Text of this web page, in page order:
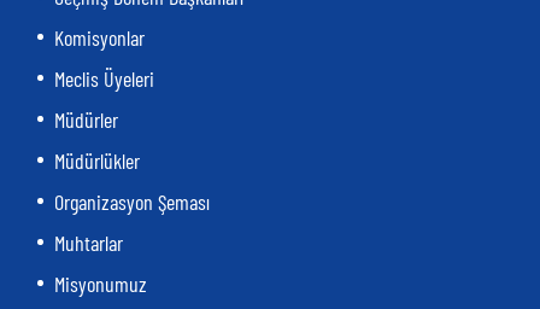
Komisyonlar
Meclis Üyeleri
Müdürler
Müdürlükler
Organizasyon Şeması
Muhtarlar
Misyonumuz